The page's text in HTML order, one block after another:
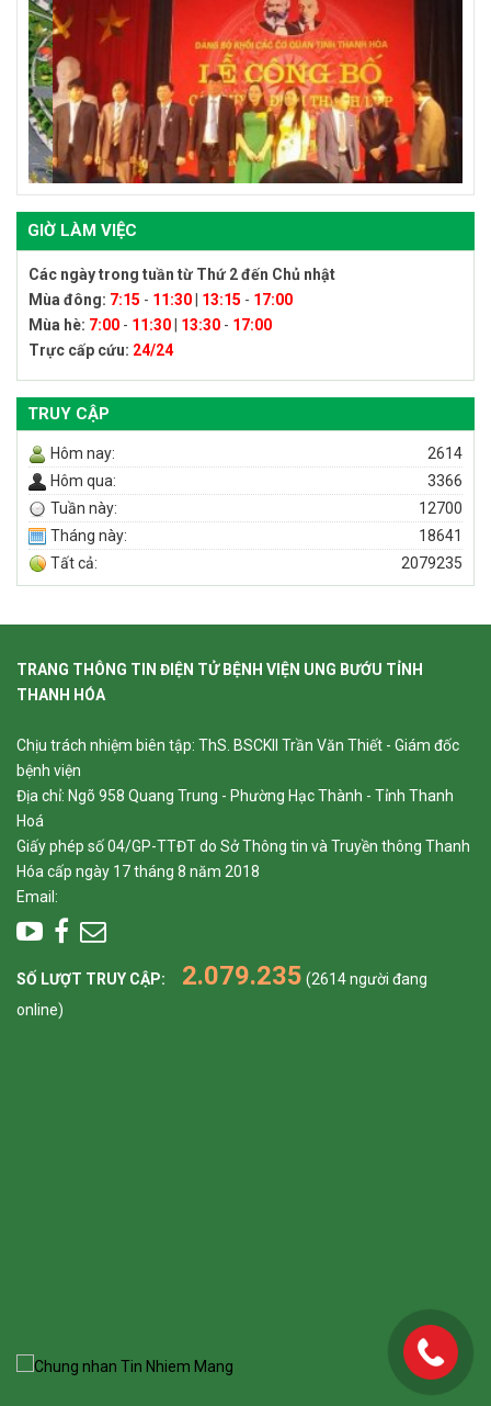
GIỜ LÀM VIỆC
Các ngày trong tuần từ Thứ 2 đến Chủ nhật
Mùa đông: 7:15 - 11:30 13:15 - 17:00
Mùa hè: 7:00 - 11:30 13:30 - 17:00
Trực cấp cứu: 24/24
TRUY CẬP
Hôm nay:
2614
Hôm qua:
3366
Tuần này:
12700
Tháng này:
18641
Tất cả:
2079235
TRANG THÔNG TIN ĐIỆN TỬ BỆNH VIỆN UNG BƯỚU TỈNH
THANH HÓA
Chịu trách nhiệm biên tập: ThS. BSCKII Trần Văn Thiết - Giám đốc
bệnh viện
Địa chỉ: Ngõ 958 Quang Trung - Phường Hạc Thành - Tỉnh Thanh
Hoá
Giấy phép số 04/GP-TTĐT do Sở Thông tin và Truyền thông Thanh
Hóa cấp ngày 17 tháng 8 năm 2018
Email:
SỐ LƯỢT TRUY CẬP: 2.079.235 (2614 người đang
online)